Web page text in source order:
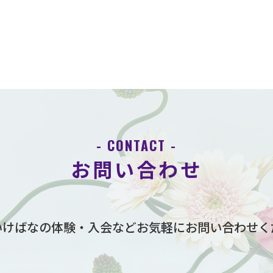
- CONTACT -
お問い合わせ
ばなの体験・入会などお気軽にお問い合わせ